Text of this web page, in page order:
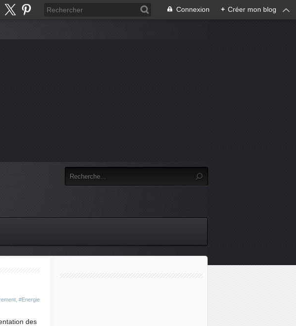
Connexion + Créer mon blog
#Energie
des